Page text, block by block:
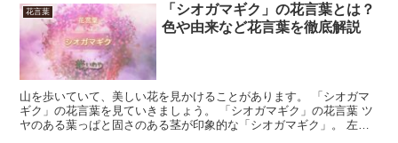
花言葉
「シオガマギク」の花言葉とは？
色や由来など花言葉を徹底解説
山を歩いていて、美しい花を見かけることがあります。 「シオガマ
ギク」の花言葉を見ていきましょう。 「シオガマギク」の花言葉 ツ
ヤのある葉っぱと固さのある茎が印象的な「シオガマギク」。 左右